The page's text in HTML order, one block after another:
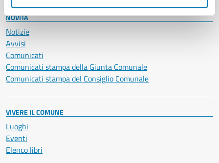
NOVITÀ
Notizie
Avvisi
Comunicati
Comunicati stampa della Giunta Comunale
Comunicati stampa del Consiglio Comunale
VIVERE IL COMUNE
Luoghi
Eventi
Elenco libri